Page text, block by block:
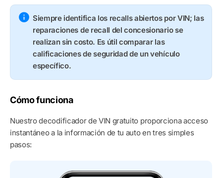
Siempre identifica los recalls abiertos por VIN; las
reparaciones de recall del concesionario se
realizan sin costo. Es útil comparar las
calificaciones de seguridad de un vehículo
específico.
Cómo funciona
Nuestro decodificador de VIN gratuito proporciona acceso
instantáneo a la información de tu auto en tres simples
pasos: